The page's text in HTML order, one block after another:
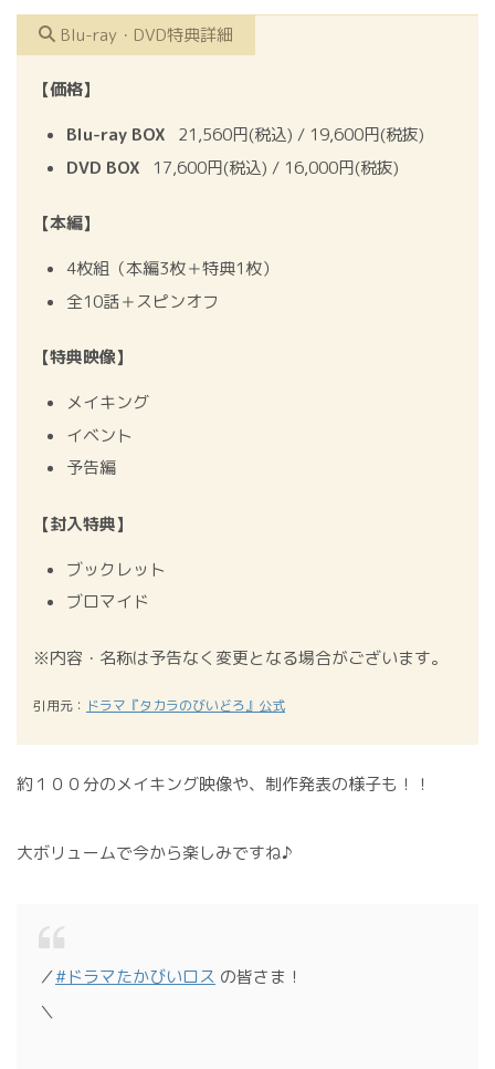
Blu-ray・DVD特典詳細
【価格】
Blu-ray BOX
21,560円(税込) / 19,600円(税抜)
DVD BOX
17,600円(税込) / 16,000円(税抜)
【本編】
4枚組（本編3枚＋特典1枚）
全10話＋スピンオフ
【特典映像】
メイキング
イベント
予告編
【封入特典】
ブックレット
ブロマイド
​※内容・名称は予告なく変更となる場合がございます。
引用元： ドラマ『タカラのびいどろ』公式
約１００分のメイキング映像や、制作発表の様子も！！
大ボリュームで今から楽しみですね♪
／#ドラマたかびいロス の皆さま！
＼